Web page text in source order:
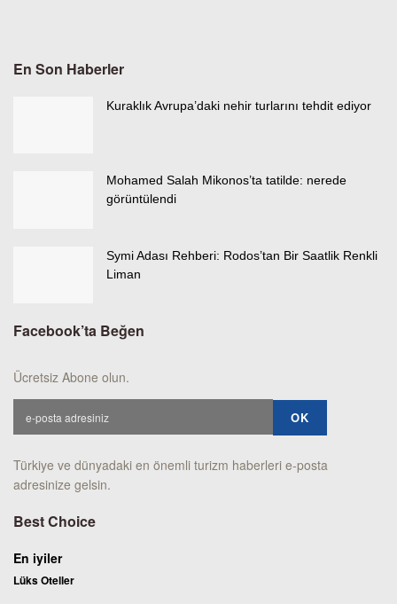
En Son Haberler
Kuraklık Avrupa’daki nehir turlarını tehdit ediyor
Mohamed Salah Mikonos’ta tatilde: nerede
görüntülendi
Symi Adası Rehberi: Rodos’tan Bir Saatlik Renkli
Liman
Facebook’ta Beğen
Ücretsiz Abone olun.
Türkiye ve dünyadaki en önemli turizm haberleri e-posta
adresinize gelsin.
Best Choice
En iyiler
Lüks Oteller